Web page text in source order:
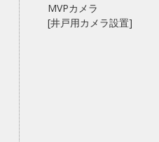
MVPカメラ
[井戸用カメラ設置]